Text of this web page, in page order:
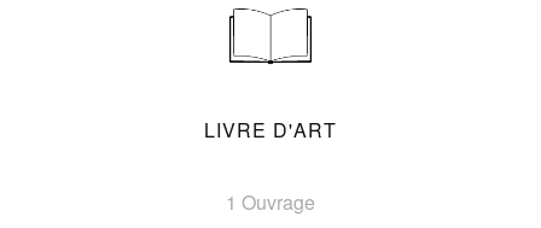
LIVRE D'ART
1 Ouvrage